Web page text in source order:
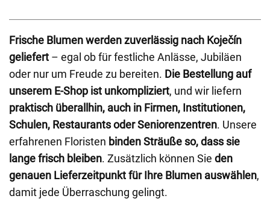
Frische Blumen werden zuverlässig nach Koječín
geliefert – egal ob für festliche Anlässe, Jubiläen
oder nur um Freude zu bereiten. Die Bestellung auf
unserem E-Shop ist unkompliziert, und wir liefern
praktisch überallhin, auch in Firmen, Institutionen,
Schulen, Restaurants oder Seniorenzentren. Unsere
erfahrenen Floristen binden Sträuße so, dass sie
lange frisch bleiben. Zusätzlich können Sie den
genauen Lieferzeitpunkt für Ihre Blumen auswählen,
damit jede Überraschung gelingt.